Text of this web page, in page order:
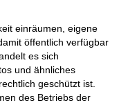
einräumen, eigene
öffentlich verfügbar
es sich
und ähnliches
geschützt ist.
des Betriebs der